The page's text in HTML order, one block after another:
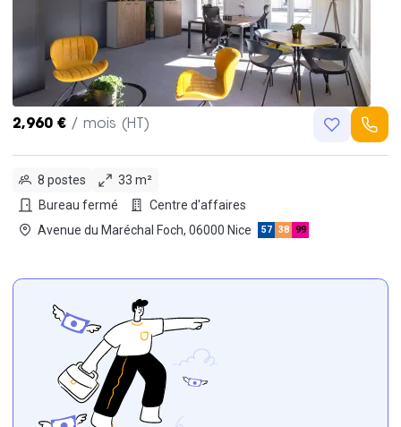
2,960 € / mois (HT)
8 postes
33 m²
Bureau fermé
Centre d'affaires
Avenue du Maréchal Foch, 06000 Nice
57 38 99